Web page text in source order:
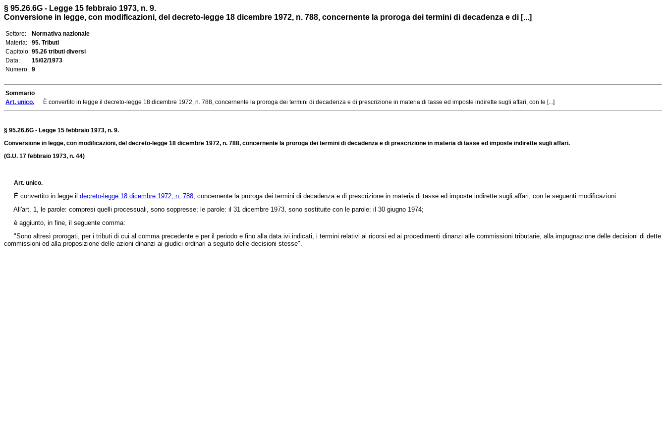
§ 95.26.6G - Legge 15 febbraio 1973, n. 9.
Conversione in legge, con modificazioni, del decreto-legge 18 dicembre 1972, n. 788, concernente la proroga dei termini di decadenza e di [...]
Settore:
Normativa nazionale
Materia:
95. Tributi
Capitolo: 95.26 tributi diversi
Data:
15/02/1973
Numero: 9
Sommario
Art. unico. È convertito in legge il decreto-legge 18 dicembre 1972, n. 788, concernente la proroga dei termini di decadenza e di prescrizione in materia di tasse ed imposte indirette sugli affari, con le [...]
§ 95.26.6G - Legge 15 febbraio 1973, n. 9.
Conversione in legge, con modificazioni, del decreto-legge 18 dicembre 1972, n. 788, concernente la proroga dei termini di decadenza e di prescrizione in materia di tasse ed imposte indirette sugli affari.
(G.U. 17 febbraio 1973, n. 44)
Art. unico.
È convertito in legge il decreto-legge 18 dicembre 1972, n. 788, concernente la proroga dei termini di decadenza e di prescrizione in materia di tasse ed imposte indirette sugli affari, con le seguenti modificazioni:
All'art. 1, le parole: compresi quelli processuali, sono soppresse; le parole: il 31 dicembre 1973, sono sostituite con le parole: il 30 giugno 1974;
è aggiunto, in fine, il seguente comma:
"Sono altresì prorogati, per i tributi di cui al comma precedente e per il periodo e fino alla data ivi indicati, i termini relativi ai ricorsi ed ai procedimenti dinanzi alle commissioni tributarie, alla impugnazione delle decisioni di dette
commissioni ed alla proposizione delle azioni dinanzi ai giudici ordinari a seguito delle decisioni stesse".